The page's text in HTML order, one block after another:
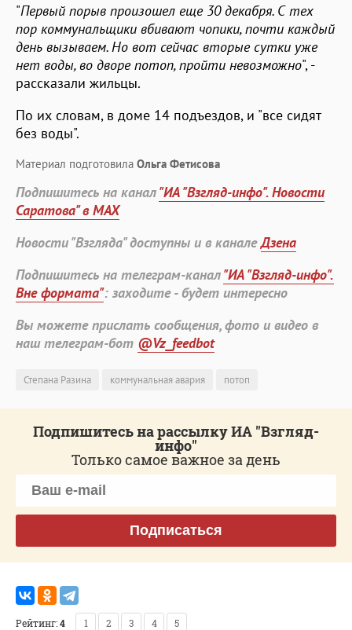
"Первый порыв произошел еще 30 декабря. С тех
пор коммунальщики вбивают чопики, почти каждый
день вызываем. Но вот сейчас вторые сутки уже
нет воды, во дворе потоп, пройти невозможно", -
рассказали жильцы.
По их словам, в доме 14 подъездов, и "все сидят
без воды".
Материал подготовила Ольга Фетисова
Подпишитесь на канал"ИА "Взгляд-инфо". Новости
Саратова" в MAX
Новости "Взгляда" доступны и в каналеДзена
Подпишитесь на телеграм-канал"ИА "Взгляд-инфо".
Вне формата": заходите - будет интересно
Вы можете прислать сообщения, фото и видео в
наш телеграм-бот @Vz_feedbot
Степана Разина коммунальная авария потоп
Подпишитесь на рассылку ИА "Взгляд-
инфо"
Только самое важное за день
Подписаться
Рейтинг:4 1 2 3 4 5